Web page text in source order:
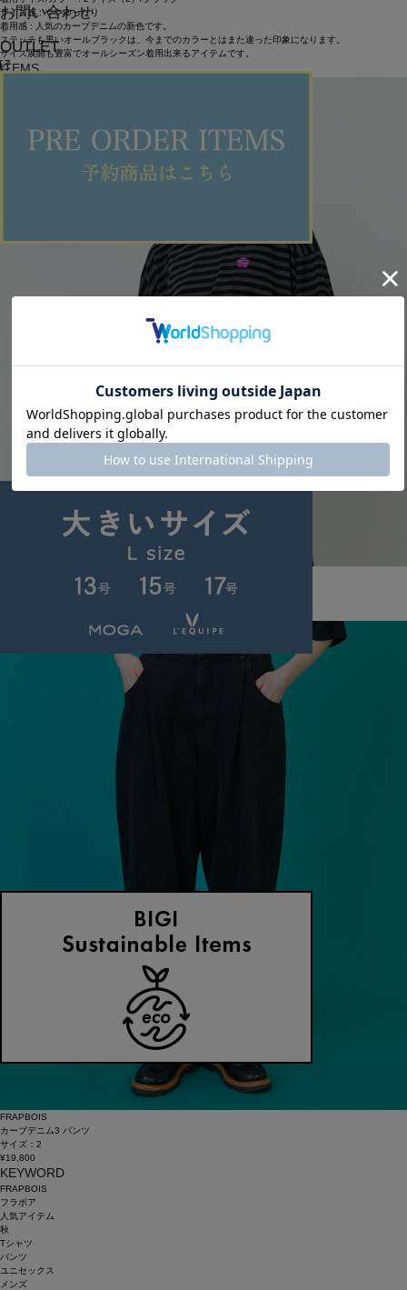
お問い合わせ
OUTLET
サイズ感 : ややゆったり
着用感 : 人気のカーブデニムの新色です。
ステッチも黒いオールブラックは、今までのカラーとはまた違った印象になります。
サイズ展開も豊富でオールシーズン着用出来るアイテムです。
ITEMS
［ブルー：秋祭り2025限定カラー］パークボーダーL/ST
FRAPBOIS
カーブデニム3 パンツ
サイズ：2
¥19,800
KEYWORD
FRAPBOIS
フラボア
人気アイテム
秋
Tシャツ
パンツ
ユニセックス
メンズ